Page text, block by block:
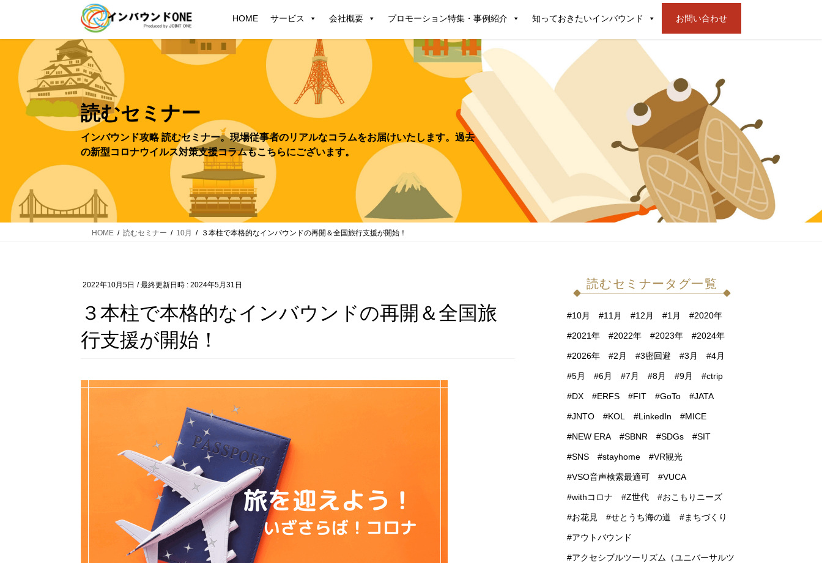
テ
ゲ
HOME サービス 会社概要 プロモーション特集・事例紹介 知っておきたいインバウンド お問い合わせ
読むセミナー
HOME 読むセミナー 10月 ３本柱で本格的なインバウンドの再開＆全国旅行支援が開始！
2022年10月5日 / 最終更新日時 : 2024年5月31日
３本柱で本格的なインバウンドの再開＆全国旅
行支援が開始！
読むセミナータグ一覧
10月 11月 12月 1月 2020年
2021年 2022年 2023年 2024年
2026年 2月 3密回避 3月 4月
5月 6月 7月 8月 9月 ctrip
DX ERFS FIT GoTo JATA
JNTO KOL LinkedIn MICE
NEW ERA SBNR SDGs SIT
SNS stayhome VR観光
VSO音声検索最適可 VUCA
withコロナ Z世代 おこもりニーズ
お花見 せとうち海の道 まちづくり
アウトバウンド
アクセシブルツーリズム（ユニバーサルツ